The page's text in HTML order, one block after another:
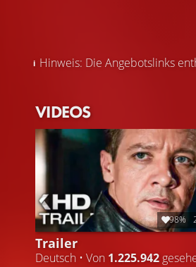
Hinweis: Die Angebotslinks
VIDEOS
98%
Trailer
Deutsch • Von 1.225.942